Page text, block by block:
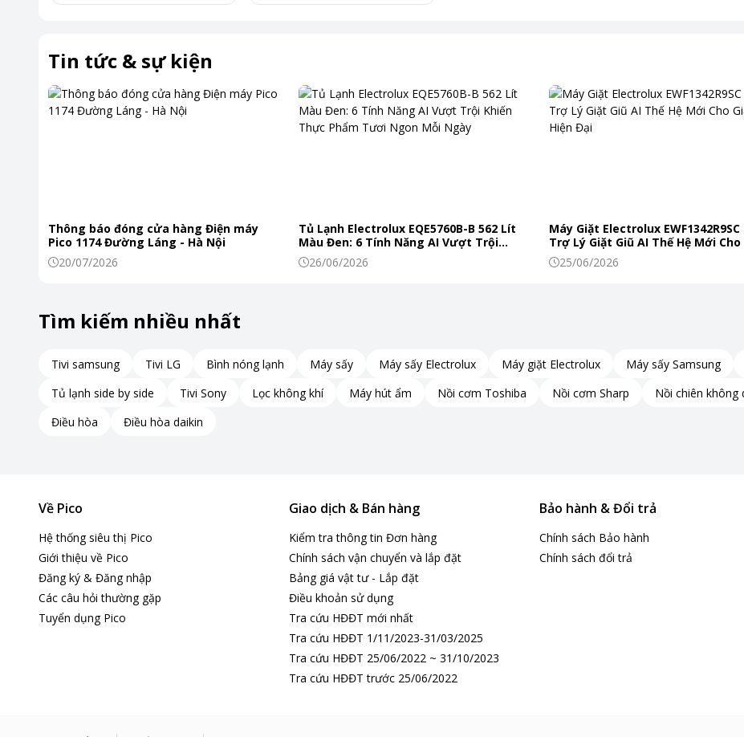
Thân bình được làm từ inox cao cấp, giúp hạn chế tối đa tình trạng vỡ và trầy xước khi va đập. Với thiết kế này, sản phẩm không chỉ
Dung tích và công suất
Với dung tích nhỏ hơn 1.8 lít, bình đun siêu tốc này rất phù hợp cho gia đình từ 3-4 người. Công suất hoạt động từ 1850 - 2200W giúp
Tin tức & sự kiện
Thông báo đóng cửa hàng Điện máy
Pico 1174 Đường Láng - Hà Nội
20/07/2026
Tủ Lạnh Electrolux EQE5760B-B 562 Lít
Màu Đen: 6 Tính Năng AI Vượt Trội
Khiến Thực Phẩm Tươi Ngon Mỗi Ngày
26/06/2026
Máy Giặt Electrolux
Trợ Lý Giặt Giũ AI Thế Hệ Mới Cho
Đình Hiện Đại
25/06/2026
Tìm kiếm nhiều nhất
Tivi samsung Tivi LG Bình nóng lạnh Máy sấy Máy sấy Electrolux Máy giặt Electrolux Máy sấy Samsung
Tủ lạnh side by side
Tivi Sony Lọc không khí Máy hút ẩm Nồi cơm Toshiba Nồi cơm Sharp Nồi chiên không
Điều hòa
Điều hòa daikin
Về Pico
Hệ thống siêu thị Pico
Giới thiệu về Pico
Đăng ký & Đăng nhập
Các câu hỏi thường gặp
Tuyển dụng Pico
Giao dịch & Bán hàng
Kiểm tra thông tin Đơn hàng
Chính sách vận chuyển và lắp đặt
Bảng giá vật tư - Lắp đặt
Điều khoản sử dụng
Tra cứu HĐĐT mới nhất
Tra cứu HĐĐT 1/11/2023-31/03/2025
Tra cứu HĐĐT 25/06/2022 ~ 31/10/2023
Tra cứu HĐĐT trước 25/06/2022
Bảo hành & Đổi trả
Chính sách Bảo hành
Chính sách đổi trả